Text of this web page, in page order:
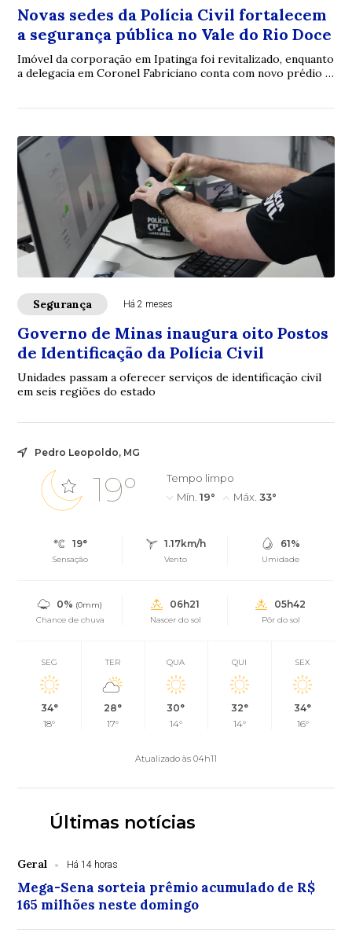
Novas sedes da Polícia Civil fortalecem
a segurança pública no Vale do Rio Doce
Imóvel da corporação em Ipatinga foi revitalizado, enquanto
a delegacia em Coronel Fabriciano conta com novo prédio e
Segurança Há 2 meses
Governo de Minas inaugura oito Postos
de Identificação da Polícia Civil
Unidades passam a oferecer serviços de identificação civil
em seis regiões do estado
Pedro Leopoldo, MG
19°
Tempo limpo
Mín. 19° Máx. 33°
19°
Sensação
1.17km/h
Vento
61%
Umidade
0% (0mm)
Chance de chuva
06h21
Nascer do sol
05h42
Pôr do sol
SEG
34°
18°
TER
28°
17°
QUA
30°
14°
QUI
32°
14°
SEX
34°
16°
Atualizado às 04h11
Últimas notícias
Geral Há 14 horas
Mega-Sena sorteia prêmio acumulado de R$
165 milhões neste domingo